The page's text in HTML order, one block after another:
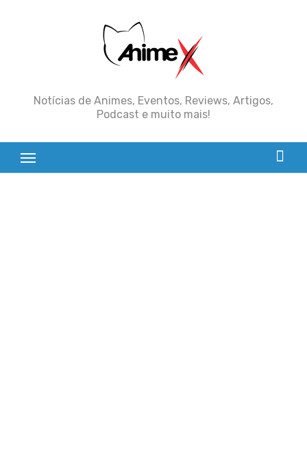
Notícias de Animes, Eventos, Reviews, Artigos,
Podcast e muito mais!